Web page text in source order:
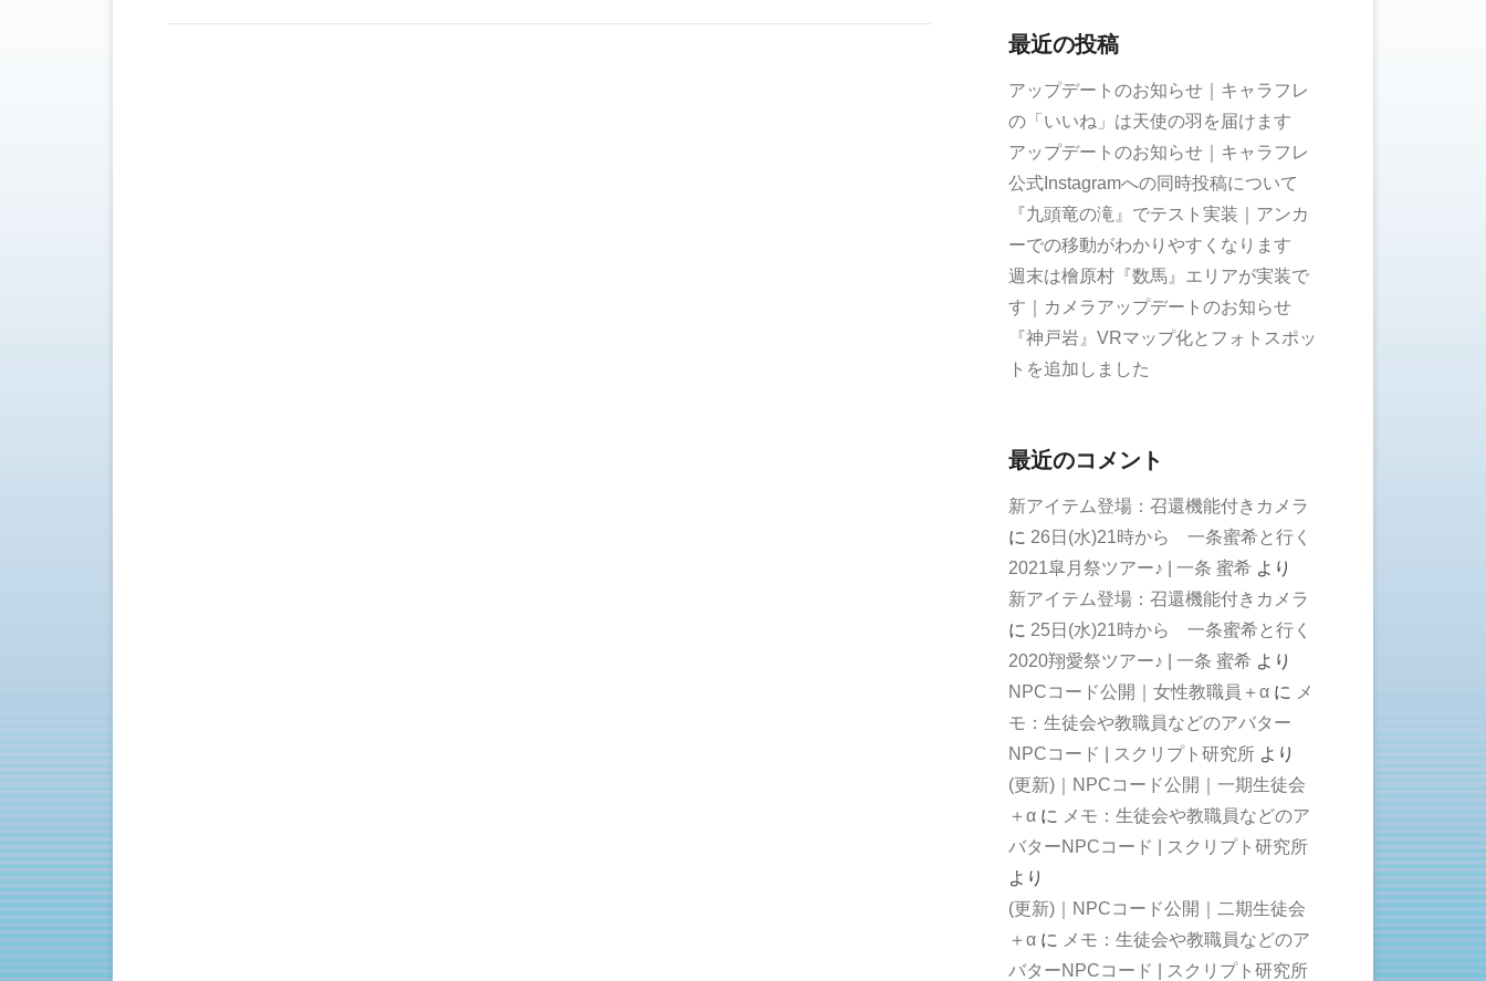
最近の投稿
アップデートのお知らせ｜キャラフレ
の「いいね」は天使の羽を届けます
アップデートのお知らせ｜キャラフレ
公式Instagramへの同時投稿について
『九頭竜の滝』でテスト実装｜アンカ
ーでの移動がわかりやすくなります
週末は檜原村『数馬』エリアが実装で
す｜カメラアップデートのお知らせ
『神戸岩』VRマップ化とフォトスポッ
トを追加しました
最近のコメント
新アイテム登場：召還機能付きカメラ
に 26日(水)21時から 一条蜜希と行く
2021皐月祭ツアー♪ | 一条 蜜希 より
新アイテム登場：召還機能付きカメラ
に 25日(水)21時から 一条蜜希と行く
2020翔愛祭ツアー♪ | 一条 蜜希 より
NPCコード公開｜女性教職員＋α に メ
モ：生徒会や教職員などのアバター
NPCコード | スクリプト研究所 より
(更新)｜NPCコード公開｜一期生徒会
＋α に メモ：生徒会や教職員などのア
バターNPCコード | スクリプト研究所
より
(更新)｜NPCコード公開｜二期生徒会
＋α に メモ：生徒会や教職員などのア
バターNPCコード | スクリプト研究所